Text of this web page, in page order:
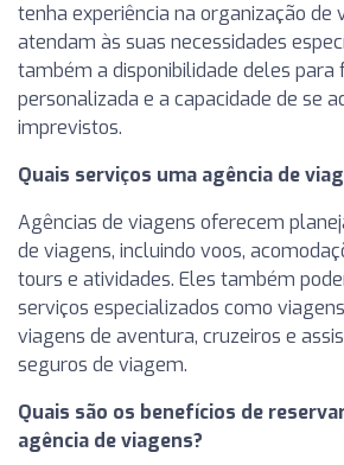
tenha experiência na organização de
atendam às suas necessidades
também a disponibilidade deles para
personalizada e a capacidade de se
imprevistos.
Quais serviços uma agência de
Agências de viagens oferecem
de viagens, incluindo voos,
tours e atividades. Eles também
serviços especializados como
viagens de aventura, cruzeiros e
seguros de viagem.
Quais são os benefícios de
agência de viagens?